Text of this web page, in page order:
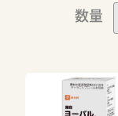
数量